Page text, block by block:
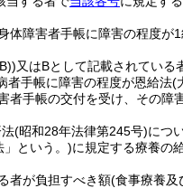
体障害者手帳に障害の程度が
)又はBとして記載されている
者手帳に障害の程度が恩給法(
手帳の交付を受け、その障
(昭和28年法律第245号)につ
」という。)に規定する療養の
者が負担すべき額(食事療養及